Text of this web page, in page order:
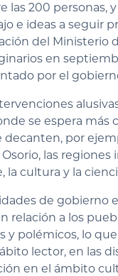
las 200
e ideas a seguir
del Ministerio
en
por el
se espera más
decanten, por
las
la cultura y la
de gobierno
relación a los
y polémicos, lo
lector, en las
en el ámbito